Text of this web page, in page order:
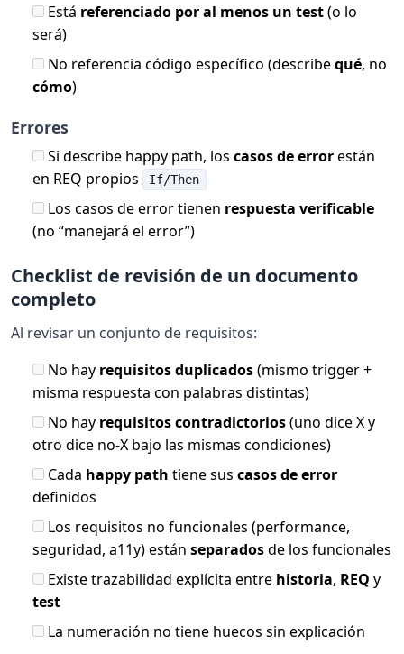
Está referenciado por al menos un test(o lo
será)
No referencia código específico (describequé, no
cómo)
Errores
Si describe happy path, los casos de errorestán
en REQ propios
If/Then
Los casos de error tienen respuesta verificable
(no “manejará el error”)
Checklist de revisión de un documento
completo
Al revisar un conjunto de requisitos:
No hay requisitos duplicados(mismo trigger +
misma respuesta con palabras distintas)
No hay requisitos contradictorios(uno dice X y
otro dice no-X bajo las mismas condiciones)
Cada happy path tiene sus casos de error
definidos
Los requisitos no funcionales (performance,
seguridad, a11y) están separadosde los funcionales
Existe trazabilidad explícita entre historia, REQ y
test
La numeración no tiene huecos sin explicación